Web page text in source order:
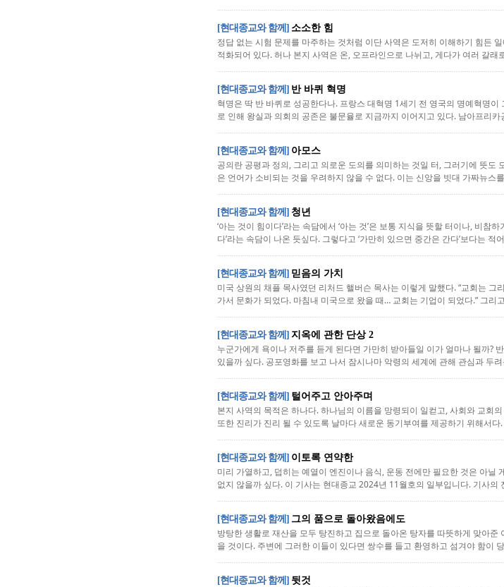
[현대종교와 함께] 소소한 힘
정답 없는 시험 문제를 마주하는 것처럼 이단 사역은 도저히 이해하기 힘든
적화되어 있다. 허나 본지 사역은 온, 오프라인으로 나뉘고, 게다가 여러 갈래
[현대종교와 함께] 반 바퀴 혁명
혁명은 딱 반 바퀴로 성공한다나. 프랑스 대혁명 1세기 전 영국의 명예혁명
로 인해 왕실과 의회의 공존은 불문율로 지금까지 이어지고 있다. 남아프리
[현대종교와 함께] 아모스
공의란 공평과 정의, 그리고 의로운 도의를 의미하는 것일 터, 그러기에 뜻
은 언어가 소비되는 것을 우려하지 않을 수 없다. 이는 신앙을 빗대 가짜뉴스
[현대종교와 함께] 청년
‘아는 것이 힘이다’라는 속담에서 ‘아는 것’은 보통 지식을 뜻할 터이나, 비
다’라는 속담이 나온 듯싶다. 그렇다고 ‘가만히 있으면 중간은 간다’보다는 적
[현대종교와 함께] 믿음의 가치
미국 상원의 채플 목사였던 리처드 핼버슨 목사는 이렇게 말했다. “교회는
가서 문화가 되었다. 마침내 미국으로 왔을 때… 교회는 기업이 되었다.” 그리
[현대종교와 함께] 지옥에 관한 단상 2
누군가에게 욕이나 저주를 듣게 된다면 가만히 받아들일 이가 얼마나 될까?
있을까 싶다. 공포영화를 보고 나서 잠시나마 악령의 세계에 관해 관심과 두
[현대종교와 함께] 털어주고 안아주며
본지 사역의 목적은 하나다. 하나님의 이름을 망령되이 일컫고, 사회와 교회
또한 진리가 진리 될 수 있도록 날마다 새로운 동기부여를 제공하기 위해서다
[현대종교와 함께] 이토록 연약한
미리 가열하고, 덥히는 예열이 엔진이나 음식, 운동 전에만 필요한 것은 아
없지 않을까 싶다. 이 기사는 현대종교 2024년 11월호의 일부입니다. 기사의
[현대종교와 함께] 그의 품으로 돌아왔음에도
방탕한 생활로 재산을 모두 탕진하고 집으로 돌아온 탕자를 따뜻하게 맞아
을 것이다. 주변에 그러한 이들이 있다면 쌍수를 들고 환영하고 섬겨야 함이
[현대종교와 함께] 뒷것